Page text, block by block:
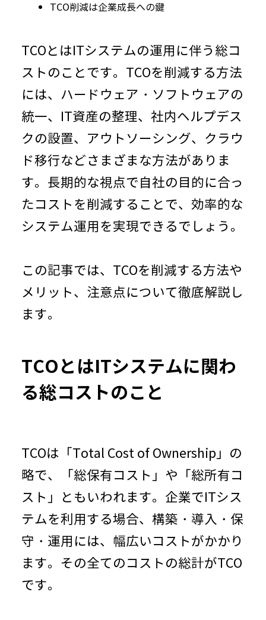
TCO削減は企業成長への鍵
TCOとはITシステムの運用に伴う総コ
ストのことです。 TCOを削減する方法
には、ハードウェア・ソフトウェアの
統一、 IT資産の整理、社内ヘルプデス
クの設置、アウトソーシング、クラウ
ド移行などさまざまな方法がありま
す。長期的な視点で自社の目的に合っ
たコストを削減することで、効率的な
システム運用を実現できるでしょう。
この記事では、 TCOを削減する方法や
メリット、注意点について徹底解説し
ます。
TCOとはITシステムに関わ
る総コストのこと
TCOは「Total Cost of Ownership 」の
略で、「総保有コスト」や「総所有コ
スト」ともいわれます。企業でITシス
テムを利用する場合、構築・導入・保
守・運用には、幅広いコストがかかり
ます。その全てのコストの総計がTCO
です。